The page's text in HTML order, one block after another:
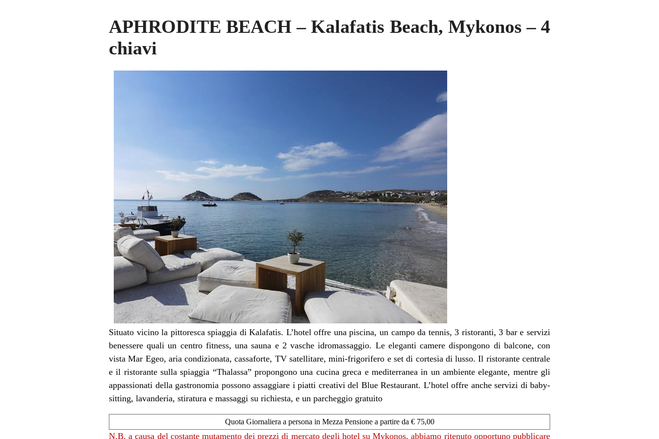
APHRODITE BEACH – Kalafatis Beach, Mykonos – 4
chiavi
Situato vicino la pittoresca spiaggia di Kalafatis. L’hotel offre una piscina, un campo da tennis, 3 ristoranti, 3 bar e servizi
benessere quali un centro fitness, una sauna e 2 vasche idromassaggio. Le eleganti camere dispongono di balcone, con
vista Mar Egeo, aria condizionata, cassaforte, TV satellitare, mini-frigorifero e set di cortesia di lusso. Il ristorante centrale
e il ristorante sulla spiaggia “Thalassa” propongono una cucina greca e mediterranea in un ambiente elegante, mentre gli
appassionati della gastronomia possono assaggiare i piatti creativi del Blue Restaurant. L’hotel offre anche servizi di baby-
sitting, lavanderia, stiratura e massaggi su richiesta, e un parcheggio gratuito
Quota Giornaliera a persona in Mezza Pensione a partire da € 75,00
N.B. a causa del costante mutamento dei prezzi di mercato degli hotel su Mykonos, abbiamo ritenuto opportuno pubblicare